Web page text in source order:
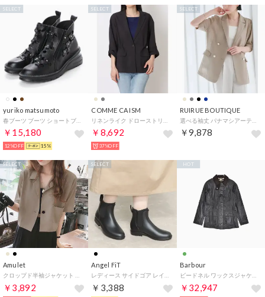
yuriko matsumoto
￥15,180
SELECT
12%OFF 15%
COMME CA ISM
￥8,692
SELECT
37%OFF
RUIRUE BOUTIQUE
￥9,878
SELECT
Amulet
￥3,892
SELECT
Angel FiT
￥3,388
SELECT
Barbour
￥32,947
HOT